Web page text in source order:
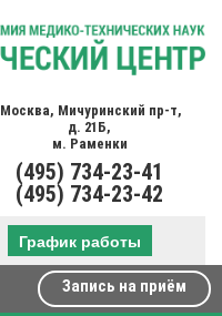
Москва, Мичуринский пр-т,
д. 21Б,
м. Раменки
(495) 734-23-41
(495) 734-23-42
График работы
Запись на приём